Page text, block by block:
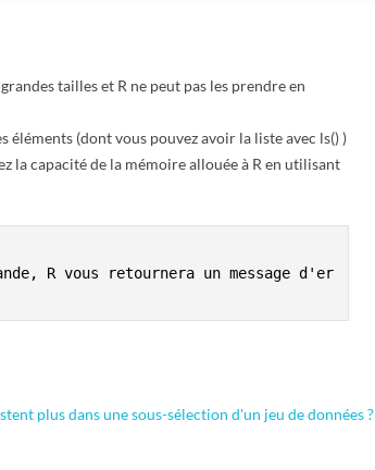
tailles et R ne peut pas les prendre en
éléments (dont vous pouvez avoir la liste avec ls() )
la capacité de la mémoire allouée à R en utilisant
R vous retournera un message d'er
plus dans une sous-sélection d'un jeu de données ?